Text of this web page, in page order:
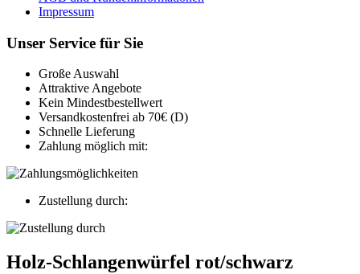
Impressum
Unser Service für Sie
Große Auswahl
Attraktive Angebote
Kein Mindestbestellwert
Versandkostenfrei ab 70€ (D)
Schnelle Lieferung
Zahlung möglich mit:
Zustellung durch:
Holz-Schlangenwürfel rot/schwarz